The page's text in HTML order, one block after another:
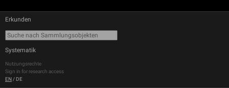
Erkunden
Systematik
Nutzungsrechte
Sign in for research access
EN / DE